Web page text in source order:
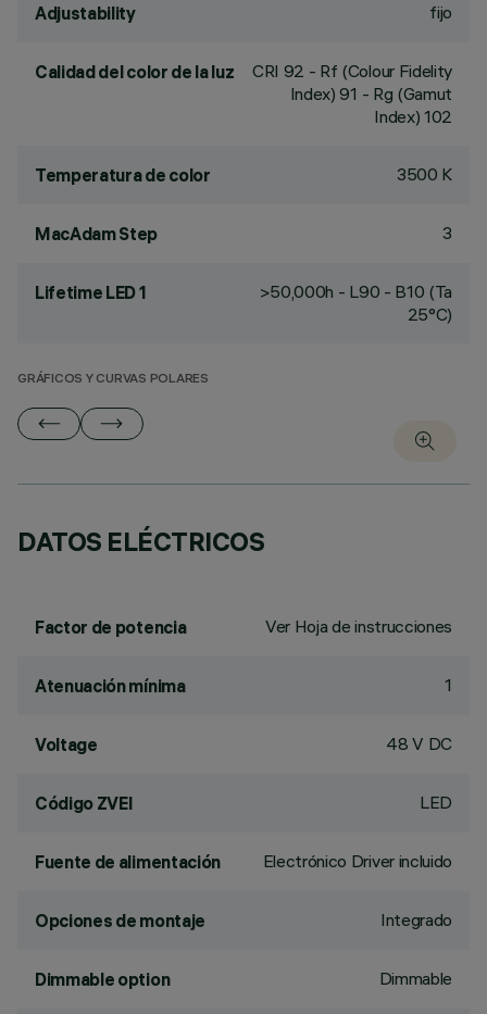
Adjustability fijo
Calidad del color de la luz CRI 92 - Rf (Colour Fidelity
Index) 91 - Rg (Gamut
Index) 102
Temperatura de color 3500 K
MacAdam Step 3
Lifetime LED 1
>50,000h - L90 - B10 (Ta
25°C)
GRÁFICOS Y CURVAS POLARES
DATOS ELÉCTRICOS
Factor de potencia Ver Hoja de instrucciones
Atenuación mínima 1
Voltage 48 V DC
Código ZVEI LED
Fuente de alimentación Electrónico Driver incluido
Opciones de montaje Integrado
Dimmable option Dimmable